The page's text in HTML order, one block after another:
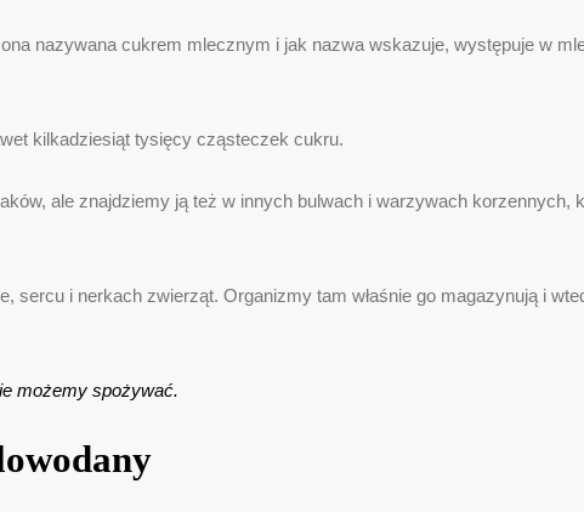
nazywana cukrem mlecznym i jak nazwa wskazuje, występuje w
kilkadziesiąt tysięcy cząsteczek cukru.
ale znajdziemy ją też w innych bulwach i warzywach
sercu i nerkach zwierząt. Organizmy tam właśnie go magazynują i
możemy spożywać.